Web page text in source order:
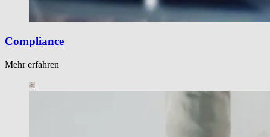
Compliance
Mehr erfahren